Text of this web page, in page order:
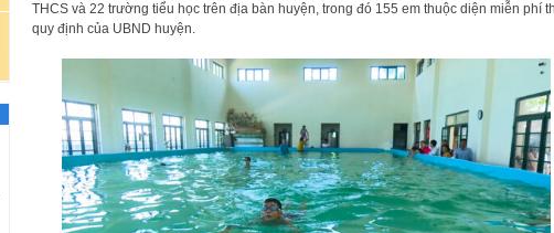
THCS và 22 trường tiểu học trên địa bàn huyện, trong đó 155 em thuộc diện miễn phí
quy định của UBND huyện.